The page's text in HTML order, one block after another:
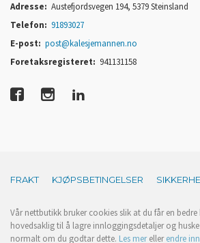
Adresse: Austefjordsvegen 194, 5379 Steinsland
Telefon: 91893027
E-post: post@kalesjemannen.no
Foretaksregisteret: 941131158
FRAKT KJØPSBETINGELSER
Vår nettbutikk bruker cookies slik at du får en
hovedsaklig til å lagre innloggingsdetaljer og
normalt om du godtar dette. Les merellerendre